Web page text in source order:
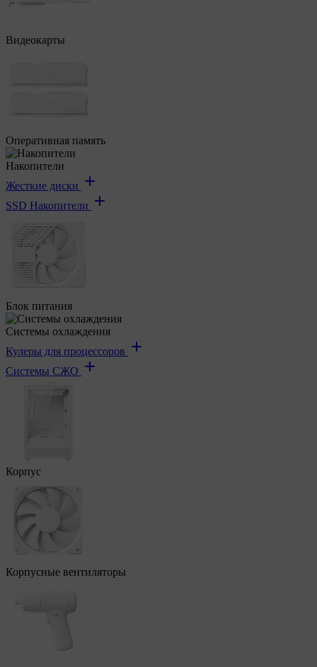
Видеокарты
Оперативная память
Накопители
Жесткие диски
SSD Накопители
Блок питания
Системы охлаждения
Кулеры для процессоров
Системы СЖО
Корпус
Корпусные вентиляторы